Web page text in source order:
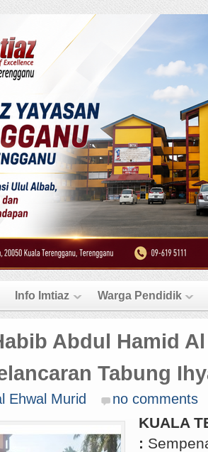
Info Imtiaz Warga Pendidik
Abdul Hamid
Tabung
Ehwal Murid no comments
KUALA
: